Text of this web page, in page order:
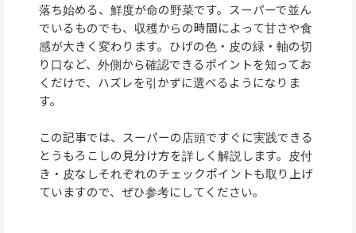
落ち始める、鮮度が命の野菜です。スーパーで並ん
でいるものでも、収穫からの時間によって甘さや食
感が大きく変わります。ひげの色・皮の緑・軸の切
り口など、外側から確認できるポイントを知ってお
くだけで、ハズレを引かずに選べるようになりま
す。
この記事では、スーパーの店頭ですぐに実践できる
とうもろこしの見分け方を詳しく解説します。皮付
き・皮なしそれぞれのチェックポイントも取り上げ
ていますので、ぜひ参考にしてください。